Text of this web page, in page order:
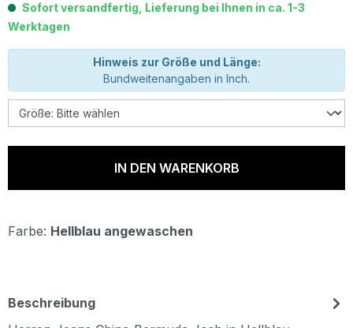
Sofort versandfertig, Lieferung bei Ihnen in ca. 1-3
Werktagen
Hinweis zur Größe und Länge:
Bundweitenangaben in Inch.
IN DEN WARENKORB
Farbe: Hellblau angewaschen
Beschreibung